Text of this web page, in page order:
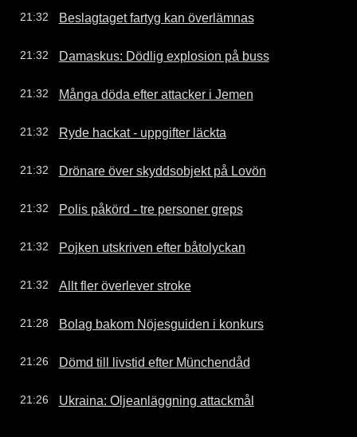
21:32 Beslagtaget fartyg kan överlämnas
21:32 Damaskus: Dödlig explosion på buss
21:32 Många döda efter attacker i Jemen
21:32 Ryde hackat - uppgifter läckta
21:32 Drönare över skyddsobjekt på Lovön
21:32 Polis påkörd - tre personer greps
21:32 Pojken utskriven efter båtolyckan
21:32 Allt fler överlever stroke
21:28 Bolag bakom Nöjesguiden i konkurs
21:26 Dömd till livstid efter Münchendåd
21:26 Ukraina: Oljeanläggning attackmål